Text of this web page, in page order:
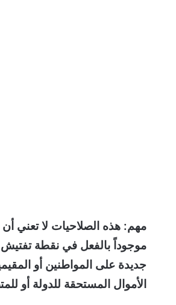
مهم: هذه الصلاحيات لا تعني
موجوداً بالفعل في نقطة تفتيش
جديدة على المواطنين أو
الأموال المستحقة للدولة أو